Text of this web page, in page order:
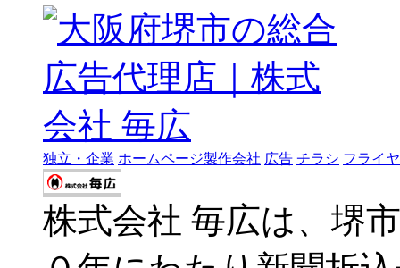
独立・企業 ホームページ製作会社 広告 チラシ フライ
株式会社 毎広は、堺